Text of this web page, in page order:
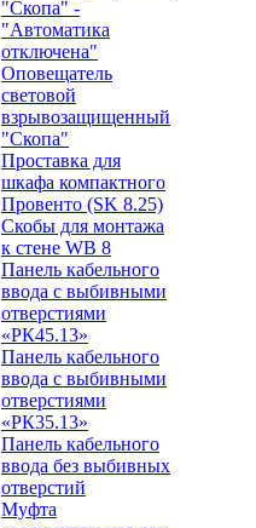
"Скопа" -
"Автоматика
отключена"
Оповещатель
световой
взрывозащищенный
"Скопа"
Проставка для
шкафа компактного
Провенто (SK 8.25)
Скобы для монтажа
к стене WB 8
Панель кабельного
ввода с выбивными
отверстиями
«РК45.13»
Панель кабельного
ввода с выбивными
отверстиями
«РК35.13»
Панель кабельного
ввода без выбивных
отверстий
Муфта